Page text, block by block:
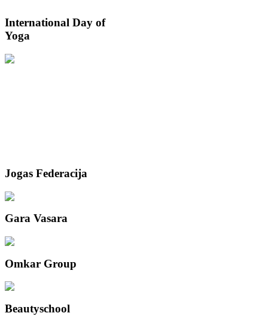
International Day of
Yoga
Jogas Federacija
Gara Vasara
Omkar Group
Beautyschool